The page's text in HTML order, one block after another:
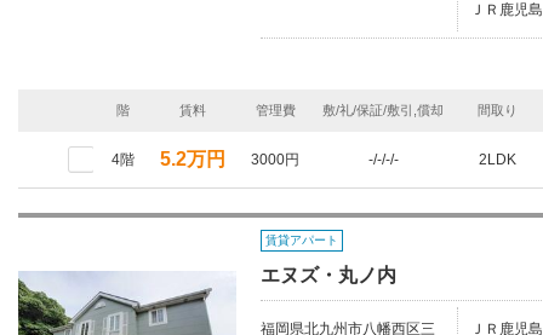
ＪＲ鹿児
階 賃料 管理費 敷/礼/保証/敷引,償却 間取り
4階 5.2万円 3000円 -/-/-/- 2LDK
賃貸アパート
エヌズ・丸ノ内
福岡県北九州市八幡西区三 ＪＲ鹿児